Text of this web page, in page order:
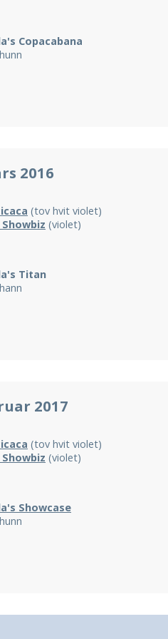
Copacabana
2016
(tov hvit violet)
(violet)
Titan
2017
(tov hvit violet)
(violet)
Showcase